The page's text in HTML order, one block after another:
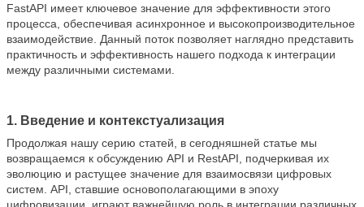
FastAPI имеет ключевое значение для эффективности этого
процесса, обеспечивая асинхронное и высокопроизводительное
взаимодействие. Данный поток позволяет наглядно представить
практичность и эффективность нашего подхода к интеграции
между различными системами.
1. Введение и контекстуализация
Продолжая нашу серию статей, в сегодняшней статье мы
возвращаемся к обсуждению API и RestAPI, подчеркивая их
эволюцию и растущее значение для взаимосвязи цифровых
систем. API, ставшие основополагающими в эпоху